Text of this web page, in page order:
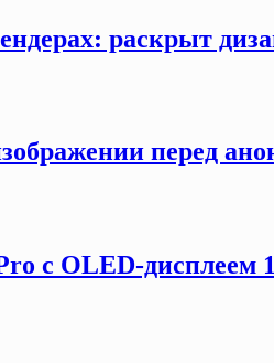
раскрыт
перед
с OLED-дисплеем